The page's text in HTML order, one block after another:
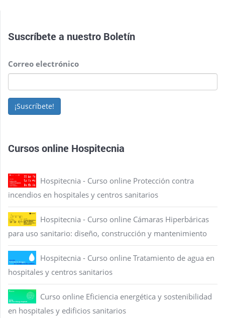
Suscríbete a nuestro Boletín
Correo electrónico
¡Suscríbete!
Cursos online Hospitecnia
Hospitecnia - Curso online Protección contra
incendios en hospitales y centros sanitarios
Hospitecnia - Curso online Cámaras Hiperbáricas
para uso sanitario: diseño, construcción y mantenimiento
Hospitecnia - Curso online Tratamiento de agua en
hospitales y centros sanitarios
Curso online Eficiencia energética y sostenibilidad
en hospitales y edificios sanitarios